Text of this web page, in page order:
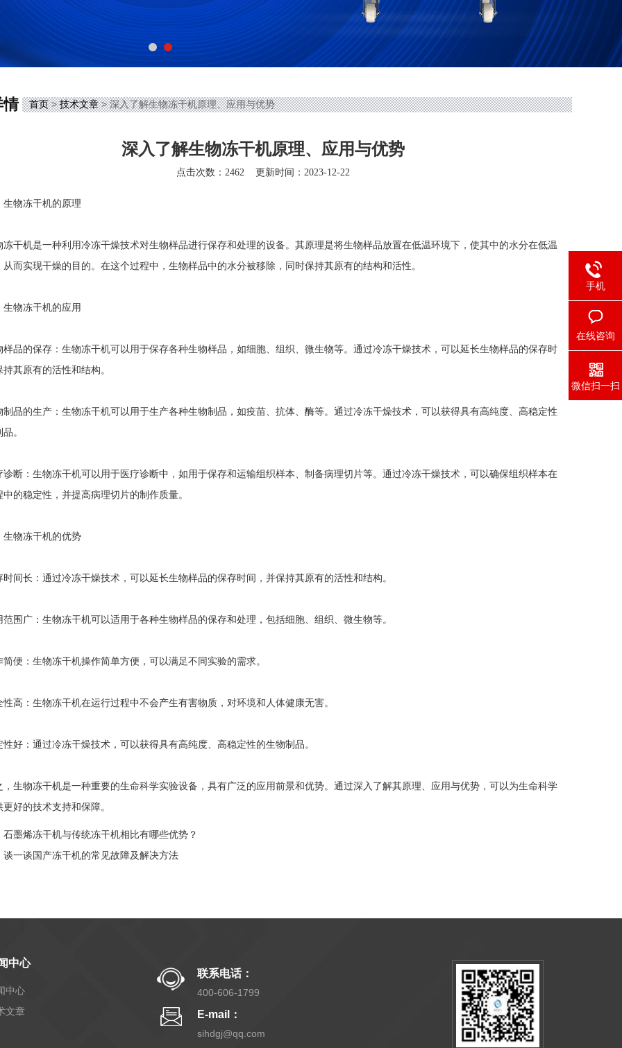
情 首页>技术文章> 深入了解生物冻干机原理、应用与优势
深入了解生物冻干机原理、应用与优势
点击次数：2462 更新时间：2023-12-22
冻干机的原理
机是一种利用冷冻干燥技术对生物样品进行保存和处理的设备。其原理是将生物样品放置在低温环境下，使其中的水分在低温
从而实现干燥的目的。在这个过程中，生物样品中的水分被移除，同时保持其原有的结构和活性。
冻干机的应用
的保存：生物冻干机可以用于保存各种生物样品，如细胞、组织、微生物等。通过冷冻干燥技术，可以延长生物样品的保存时
其原有的活性和结构。
的生产：生物冻干机可以用于生产各种生物制品，如疫苗、抗体、酶等。通过冷冻干燥技术，可以获得具有高纯度、高稳定性
。
：生物冻干机可以用于医疗诊断中，如用于保存和运输组织样本、制备病理切片等。通过冷冻干燥技术，可以确保组织样本在
中的稳定性，并提高病理切片的制作质量。
冻干机的优势
长：通过冷冻干燥技术，可以延长生物样品的保存时间，并保持其原有的活性和结构。
广：生物冻干机可以适用于各种生物样品的保存和处理，包括细胞、组织、微生物等。
：生物冻干机操作简单方便，可以满足不同实验的需求。
：生物冻干机在运行过程中不会产生有害物质，对环境和人体健康无害。
：通过冷冻干燥技术，可以获得具有高纯度、高稳定性的生物制品。
物冻干机是一种重要的生命科学实验设备，具有广泛的应用前景和优势。通过深入了解其原理、应用与优势，可以为生命科学
好的技术支持和保障。
石墨烯冻干机与传统冻干机相比有哪些优势？
谈一谈国产冻干机的常见故障及解决方法
中心
中心
文章
联系电话：
400-606-1799
E-mail：
sihdgj@qq.com
手机
在线咨询
微信扫一扫